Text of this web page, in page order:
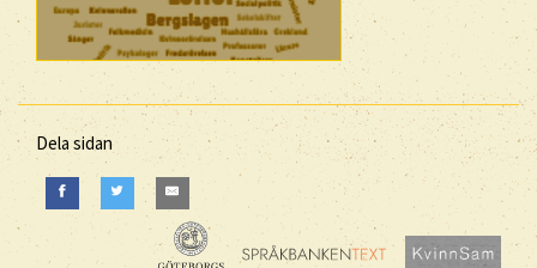
Dela sidan